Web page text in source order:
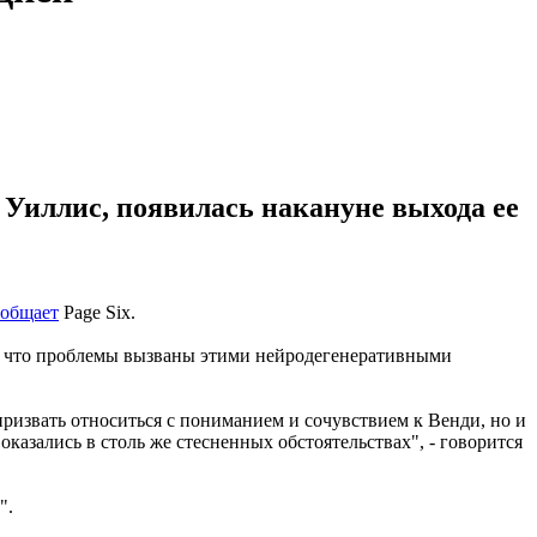
появилась накануне выхода ее
Page Six.
что проблемы вызваны этими нейродегенеративными
относиться с пониманием и сочувствием к Венди, но и
в столь же стесненных обстоятельствах", - говорится